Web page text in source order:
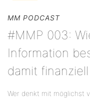
MM PODCAST
#MMP 003:
Information
damit
Wer denkt mit möglichst